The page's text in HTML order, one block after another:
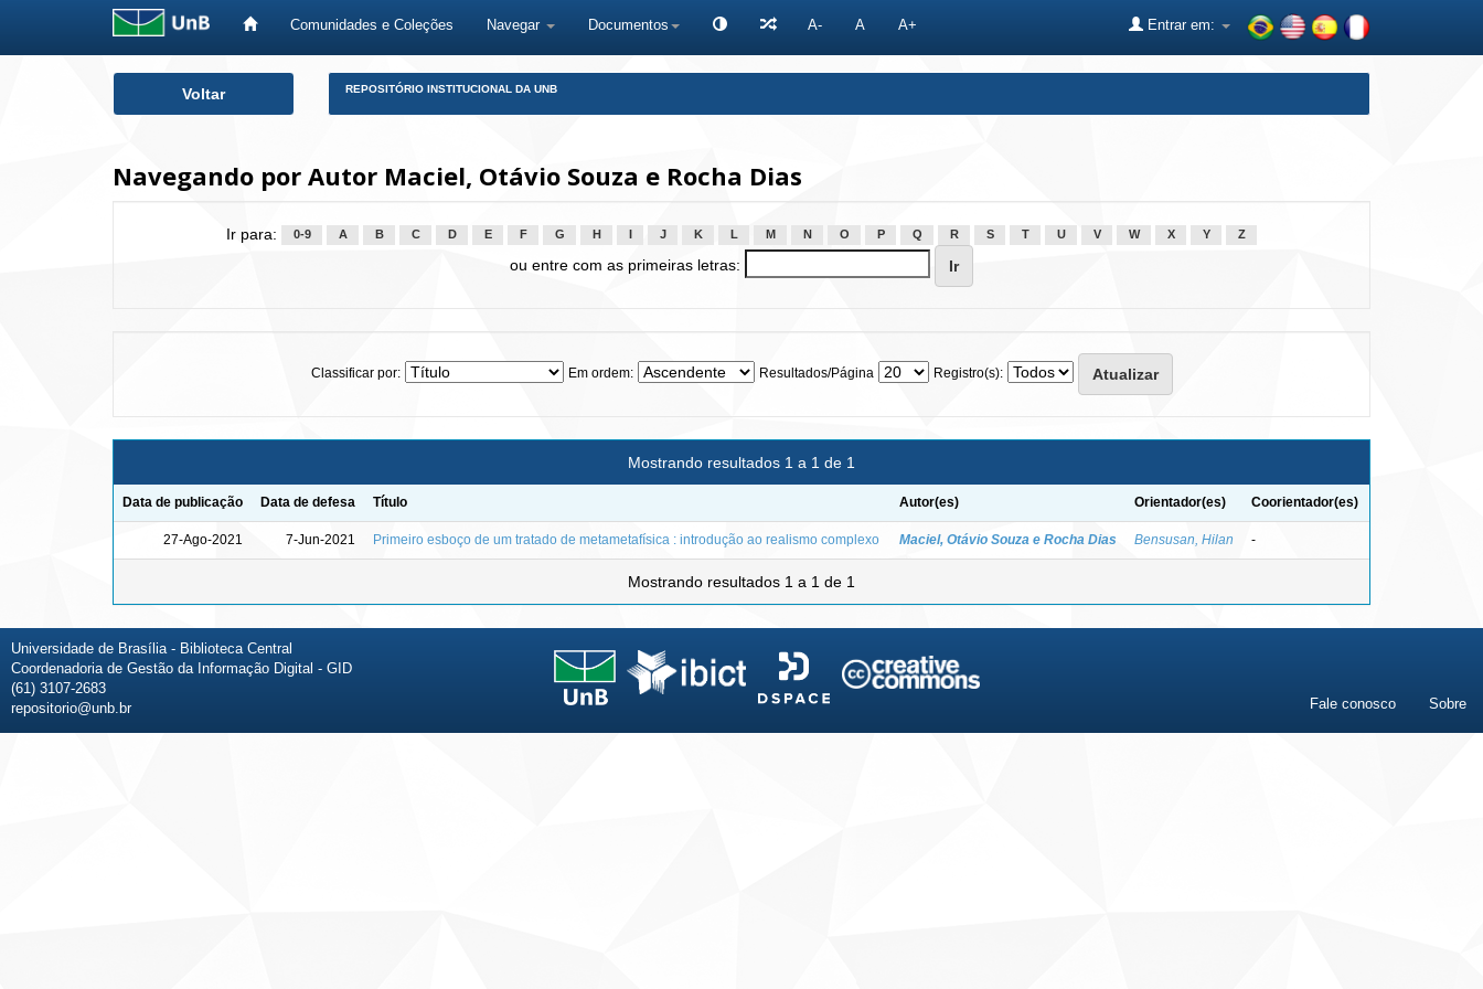
Comunidades e Coleções Navegar Documentos A- A A+ Entrar em:
Voltar REPOSITÓRIO INSTITUCIONAL DA UNB
Navegando por Autor Maciel, Otávio Souza e Rocha Dias
Ir para: 0-9 A B C D E F G H J K L M N O P Q R S T U V W X Y Z
ou entre com as primeiras letras:
Classificar por: Em ordem: Resultados/Página Registro(s):
Mostrando resultados 1 a 1 de 1
Data de publicação Data de defesa Título Autor(es) Orientador(es) Coorientador(es)
27-Ago-2021 7-Jun-2021 Primeiro esboço de um tratado de metametafísica : introdução ao realismo complexo Maciel, Otávio Souza e Rocha Dias Bensusan, Hilan -
Mostrando resultados 1 a 1 de 1
Universidade de Brasília - Biblioteca Central
Coordenadoria de Gestão da Informação Digital - GID
(61) 3107-2683
repositorio@unb.br
Fale conosco Sobre